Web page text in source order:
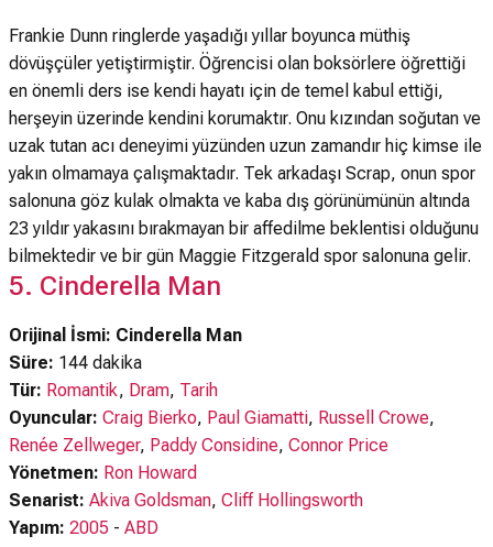
Frankie Dunn ringlerde yaşadığı yıllar boyunca müthiş
dövüşçüler yetiştirmiştir. Öğrencisi olan boksörlere öğrettiği
en önemli ders ise kendi hayatı için de temel kabul ettiği,
herşeyin üzerinde kendini korumaktır. Onu kızından soğutan ve
uzak tutan acı deneyimi yüzünden uzun zamandır hiç kimse ile
yakın olmamaya çalışmaktadır. Tek arkadaşı Scrap, onun spor
salonuna göz kulak olmakta ve kaba dış görünümünün altında
23 yıldır yakasını bırakmayan bir affedilme beklentisi olduğunu
bilmektedir ve bir gün Maggie Fitzgerald spor salonuna gelir.
5. Cinderella Man
Orijinal İsmi: Cinderella Man
Süre: 144 dakika
Tür: Romantik, Dram, Tarih
Oyuncular: Craig Bierko, Paul Giamatti, Russell Crowe,
Renée Zellweger, Paddy Considine, Connor Price
Yönetmen: Ron Howard
Senarist: Akiva Goldsman, Cliff Hollingsworth
Yapım: 2005 - ABD